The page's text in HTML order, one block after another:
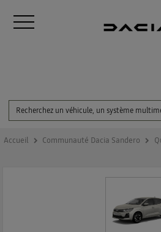
Accueil Communauté Dacia Sandero